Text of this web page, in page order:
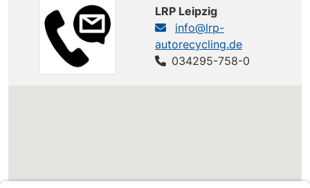
LRP Leipzig
info@lrp-
autorecycling.de
034295-758-0